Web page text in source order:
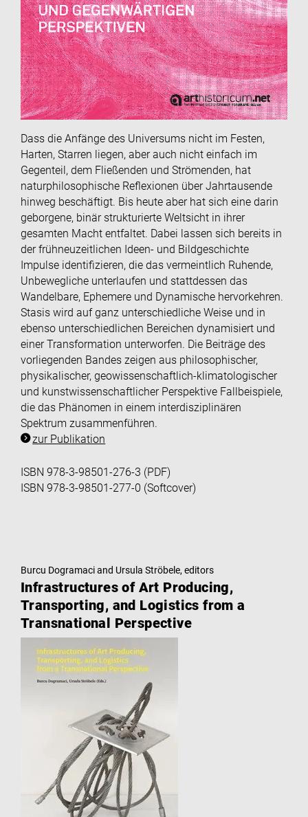
Dass die Anfänge des Universums nicht im Festen,
Harten, Starren liegen, aber auch nicht einfach im
Gegenteil, dem Fließenden und Strömenden, hat
naturphilosophische Reflexionen über Jahrtausende
hinweg beschäftigt. Bis heute aber hat sich eine darin
geborgene, binär strukturierte Weltsicht in ihrer
gesamten Macht entfaltet. Dabei lassen sich bereits in
der frühneuzeitlichen Ideen- und Bildgeschichte
Impulse identifizieren, die das vermeintlich Ruhende,
Unbewegliche unterlaufen und stattdessen das
Wandelbare, Ephemere und Dynamische hervorkehren.
Stasis wird auf ganz unterschiedliche Weise und in
ebenso unterschiedlichen Bereichen dynamisiert und
einer Transformation unterworfen. Die Beiträge des
vorliegenden Bandes zeigen aus philosophischer,
physikalischer, geowissenschaftlich-klimatologischer
und kunstwissenschaftlicher Perspektive Fallbeispiele,
die das Phänomen in einem interdisziplinären
Spektrum zusammenführen.
zur Publikation
ISBN 978-3-98501-276-3 (PDF)
ISBN 978-3-98501-277-0 (Softcover)
Burcu Dogramaci and Ursula Ströbele, editors
Infrastructures of Art Producing,
Transporting, and Logistics from a
Transnational Perspective